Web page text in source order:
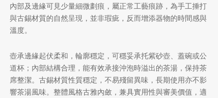
內部及邊緣可見少量細微劃痕，屬正常工藝痕跡，為手工捶打
與古錫材質的自然呈現，並非瑕疵，反而增添器物的時間感與
溫度。
壺承邊緣起伏柔和，輪廓穩定，可穩妥承托紫砂壺、蓋碗或公
道杯；內部結構合理，能有效承接沖泡時溢出的茶湯，保持茶
席整潔。古錫材質性質穩定，不易殘留異味，長期使用亦不影
響茶湯風味。整體風格古雅內斂，兼具實用性與審美價值，適